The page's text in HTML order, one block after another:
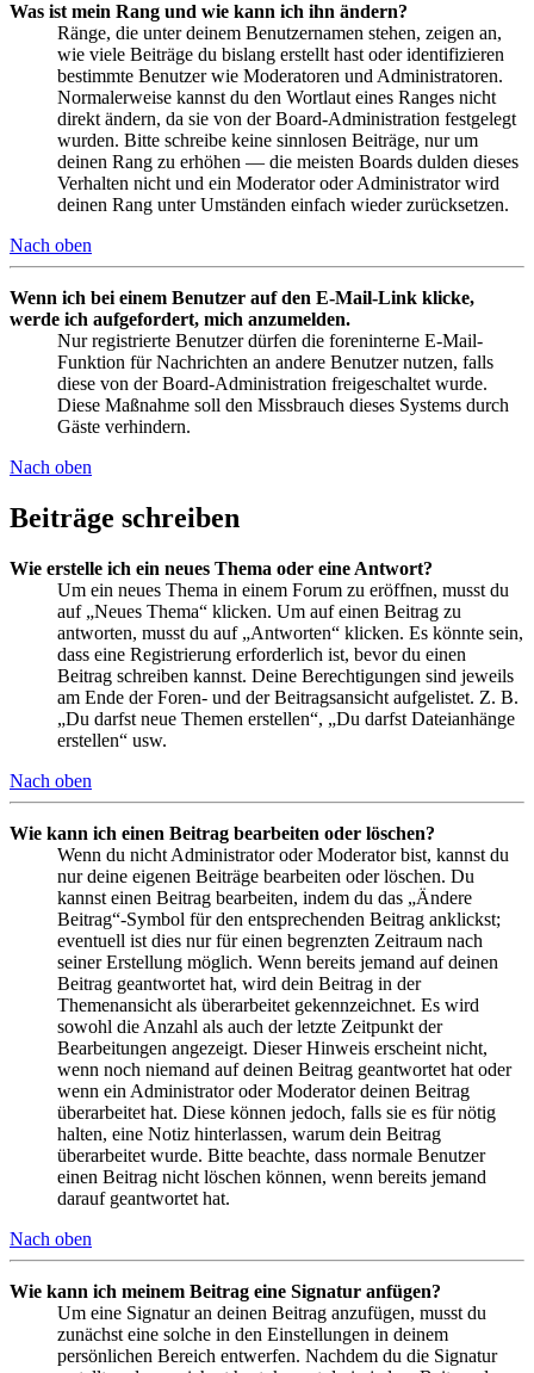
Was ist mein Rang und wie kann ich ihn ändern?
Ränge, die unter deinem Benutzernamen stehen, zeigen an,
wie viele Beiträge du bislang erstellt hast oder identifizieren
bestimmte Benutzer wie Moderatoren und Administratoren.
Normalerweise kannst du den Wortlaut eines Ranges nicht
direkt ändern, da sie von der Board-Administration festgelegt
wurden. Bitte schreibe keine sinnlosen Beiträge, nur um
deinen Rang zu erhöhen — die meisten Boards dulden dieses
Verhalten nicht und ein Moderator oder Administrator wird
deinen Rang unter Umständen einfach wieder zurücksetzen.
Nach oben
Wenn ich bei einem Benutzer auf den E-Mail-Link klicke,
werde ich aufgefordert, mich anzumelden.
Nur registrierte Benutzer dürfen die foreninterne E-Mail-
Funktion für Nachrichten an andere Benutzer nutzen, falls
diese von der Board-Administration freigeschaltet wurde.
Diese Maßnahme soll den Missbrauch dieses Systems durch
Gäste verhindern.
Nach oben
Beiträge schreiben
Wie erstelle ich ein neues Thema oder eine Antwort?
Um ein neues Thema in einem Forum zu eröffnen, musst du
auf „Neues Thema“ klicken. Um auf einen Beitrag zu
antworten, musst du auf „Antworten“ klicken. Es könnte sein,
dass eine Registrierung erforderlich ist, bevor du einen
Beitrag schreiben kannst. Deine Berechtigungen sind jeweils
am Ende der Foren- und der Beitragsansicht aufgelistet. Z. B.
„Du darfst neue Themen erstellen“, „Du darfst Dateianhänge
erstellen“ usw.
Nach oben
Wie kann ich einen Beitrag bearbeiten oder löschen?
Wenn du nicht Administrator oder Moderator bist, kannst du
nur deine eigenen Beiträge bearbeiten oder löschen. Du
kannst einen Beitrag bearbeiten, indem du das „Ändere
Beitrag“-Symbol für den entsprechenden Beitrag anklickst;
eventuell ist dies nur für einen begrenzten Zeitraum nach
seiner Erstellung möglich. Wenn bereits jemand auf deinen
Beitrag geantwortet hat, wird dein Beitrag in der
Themenansicht als überarbeitet gekennzeichnet. Es wird
sowohl die Anzahl als auch der letzte Zeitpunkt der
Bearbeitungen angezeigt. Dieser Hinweis erscheint nicht,
wenn noch niemand auf deinen Beitrag geantwortet hat oder
wenn ein Administrator oder Moderator deinen Beitrag
überarbeitet hat. Diese können jedoch, falls sie es für nötig
halten, eine Notiz hinterlassen, warum dein Beitrag
überarbeitet wurde. Bitte beachte, dass normale Benutzer
einen Beitrag nicht löschen können, wenn bereits jemand
darauf geantwortet hat.
Nach oben
Wie kann ich meinem Beitrag eine Signatur anfügen?
Um eine Signatur an deinen Beitrag anzufügen, musst du
zunächst eine solche in den Einstellungen in deinem
persönlichen Bereich entwerfen. Nachdem du die Signatur